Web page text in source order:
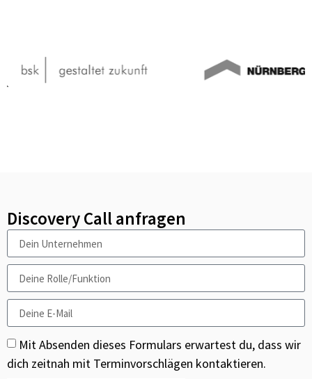
Discovery Call anfragen
Mit Absenden dieses Formulars erwartest du, dass wir
dich zeitnah mit Terminvorschlägen kontaktieren.